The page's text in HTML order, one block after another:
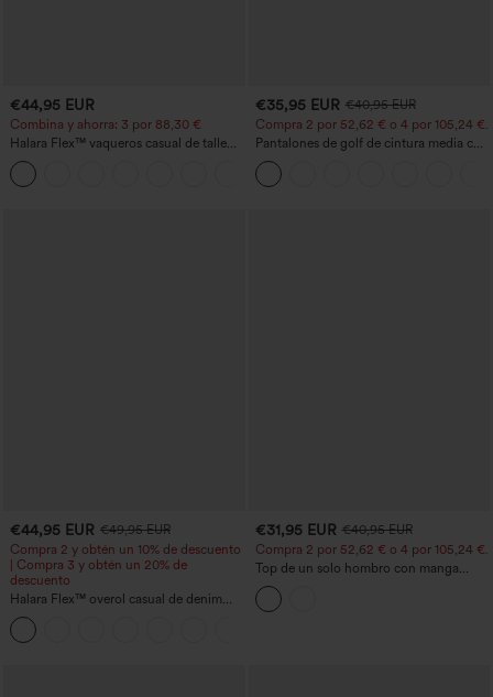
€44,95 EUR
Combina y ahorra: 3 por 88,30 €
Halara Flex™ vaqueros casual de talle
alto con bolsillos, estilo baggy de pierna
ancha, efecto lavado
€35,95 EUR €40,95 EUR
Compra 2 por 52,62 € o 4 por 105,24 €.
Pantalones de golf de cintura media con
cordón, dobladillo curvo, secado rápido,
de corte cónico y con bolsillos - UPF40+
€44,95 EUR €49,95 EUR
Compra 2 y obtén un 10% de descuento
| Compra 3 y obtén un 20% de
descuento
Halara Flex™ overol casual de denim
lavado con escote en V y bolsillos
€31,95 EUR €40,95 EUR
Compra 2 por 52,62 € o 4 por 105,24 €.
Top de un solo hombro con manga
corta, dobladillo curvo high‑low,
sujetador integrado y estampado de
lunares, estilo casual